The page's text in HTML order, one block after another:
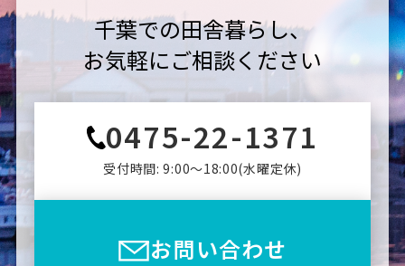
千葉での田舎暮らし、
お気軽にご相談ください
0475-22-1371
受付時間: 9:00〜18:00(⽔曜定休)
お問い合わせ